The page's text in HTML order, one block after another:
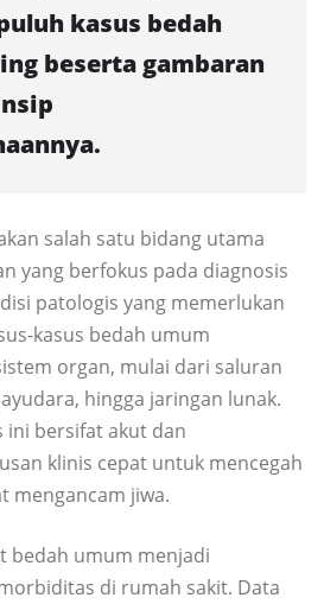
kasus bedah
beserta gambaran
salah satu bidang utama
yang berfokus pada diagnosis
patologis yang memerlukan
kasus bedah umum
organ, mulai dari saluran
hingga jaringan lunak.
ini bersifat akut dan
klinis cepat untuk mencegah
mengancam jiwa.
bedah umum menjadi
di rumah sakit. Data